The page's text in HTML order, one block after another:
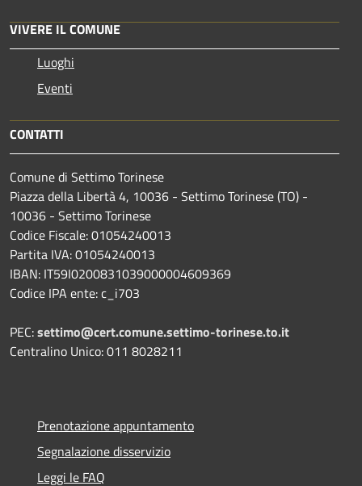
VIVERE IL COMUNE
Luoghi
Eventi
CONTATTI
Comune di Settimo Torinese
Piazza della Libertà 4, 10036 - Settimo Torinese (TO) -
10036 - Settimo Torinese
Codice Fiscale: 01054240013
Partita IVA: 01054240013
IBAN: IT59I0200831039000004609369
Codice IPA ente: c_i703
PEC:settimo@cert.comune.settimo-torinese.to.it
Centralino Unico: 011 8028211
Prenotazione appuntamento
Segnalazione disservizio
Leggi le FAQ